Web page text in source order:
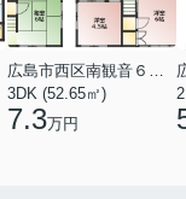
広島市西区南観音６丁目
3DK (52.65㎡)
7.3万円